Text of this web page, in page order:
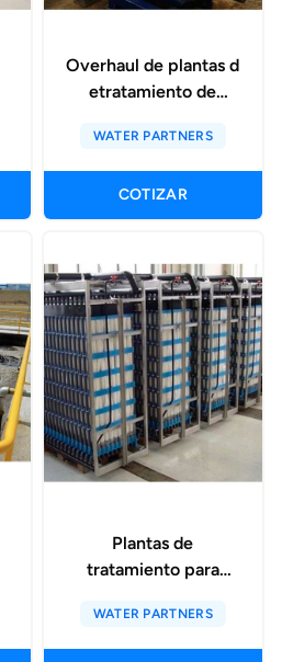
Overhaul de plantas d
etratamiento de
WATER PARTNERS
COTIZAR
Plantas de
tratamiento para
WATER PARTNERS